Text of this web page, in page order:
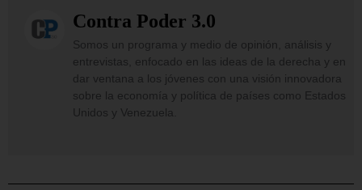
Contra Poder 3.0
Somos un programa y medio de opinión, análisis y
entrevistas, enfocado en las ideas de la derecha y en
dar ventana a los jóvenes con una visión innovadora
sobre la economía y política de países como Estados
Unidos y Venezuela.